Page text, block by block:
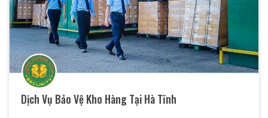
Dịch Vụ Bảo Vệ Kho Hàng Tại Hà Tĩnh